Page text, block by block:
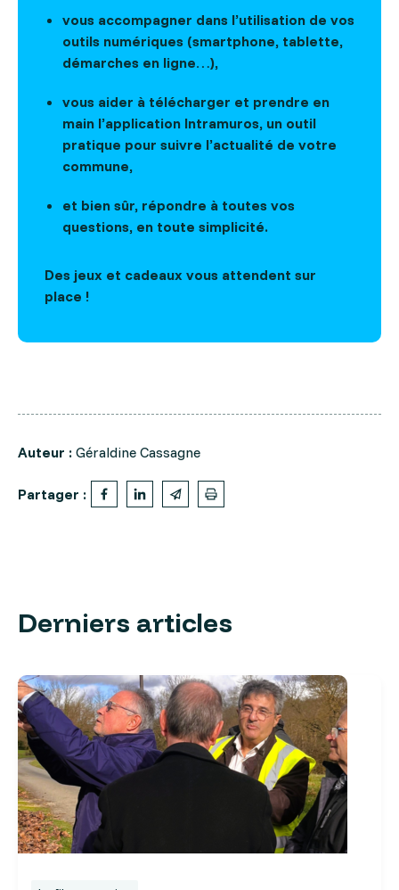
vous accompagner dans l’utilisation de vos
outils numériques (smartphone, tablette,
démarches en ligne…),
vous aider à télécharger et prendre en
main l’application Intramuros, un outil
pratique pour suivre l’actualité de votre
commune,
et bien sûr, répondre à toutes vos
questions, en toute simplicité.
Des jeux et cadeaux vous attendent sur
place !
Auteur : Géraldine Cassagne
Partager :
Derniers articles